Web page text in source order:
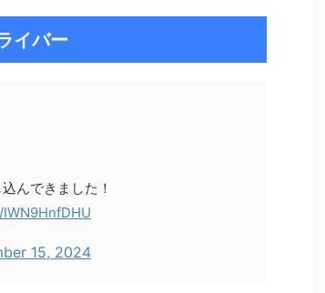
イバー
んできました！
15, 2024